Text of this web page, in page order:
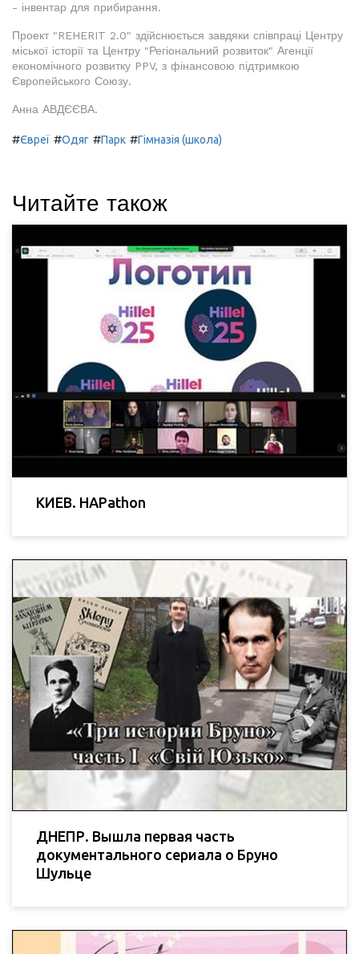
- інвентар для прибирання.
Проект "REHERIT 2.0" здійснюється завдяки співпраці Центру
міської історії та Центру "Регіональний розвиток" Агенції
економічного розвитку PPV, з фінансовою підтримкою
Європейського Союзу.
Анна АВДЄЄВА.
#Євреї #Одяг #Парк #Гімназія (школа)
Читайте також
КИЕВ. HAPathon
ДНЕПР. Вышла первая часть
документального сериала о Бруно
Шульце